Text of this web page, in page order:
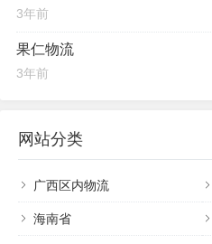
3年前
果仁物流
3年前
网站分类
广西区内物流
海南省